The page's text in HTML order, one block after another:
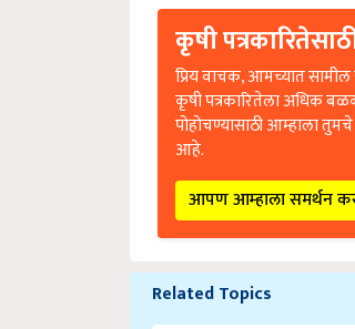
कृषी
प्रिय वाचक, आमच्यात
कृषी पत्रकारितेला अधिक
पोहोचण्यासाठी आम्हाला
आहे.
आपण आम्हाला समर्थन
Related Topics